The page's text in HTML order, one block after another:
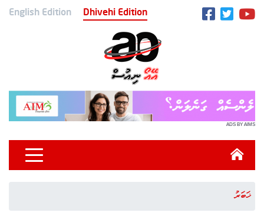
English Edition Dhivehi Edition
ADS BY AIMS
ޚަބަރު